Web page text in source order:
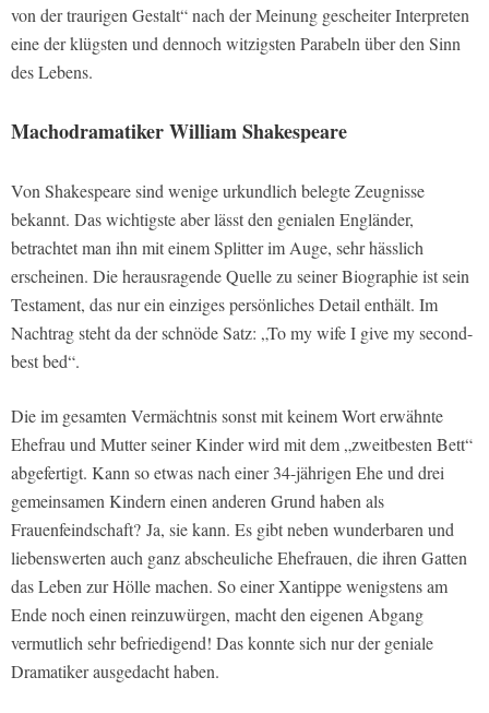
von der traurigen Gestalt“ nach der Meinung gescheiter Interpreten
eine der klügsten und dennoch witzigsten Parabeln über den Sinn
des Lebens.
Machodramatiker William Shakespeare
Von Shakespeare sind wenige urkundlich belegte Zeugnisse
bekannt. Das wichtigste aber lässt den genialen Engländer,
betrachtet man ihn mit einem Splitter im Auge, sehr hässlich
erscheinen. Die herausragende Quelle zu seiner Biographie ist sein
Testament, das nur ein einziges persönliches Detail enthält. Im
Nachtrag steht da der schnöde Satz: „To my wife I give my second-
best bed“.
Die im gesamten Vermächtnis sonst mit keinem Wort erwähnte
Ehefrau und Mutter seiner Kinder wird mit dem „zweitbesten Bett“
abgefertigt. Kann so etwas nach einer 34-jährigen Ehe und drei
gemeinsamen Kindern einen anderen Grund haben als
Frauenfeindschaft? Ja, sie kann. Es gibt neben wunderbaren und
liebenswerten auch ganz abscheuliche Ehefrauen, die ihren Gatten
das Leben zur Hölle machen. So einer Xantippe wenigstens am
Ende noch einen reinzuwürgen, macht den eigenen Abgang
vermutlich sehr befriedigend! Das konnte sich nur der geniale
Dramatiker ausgedacht haben.